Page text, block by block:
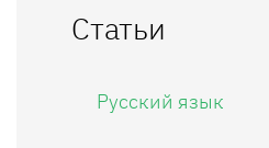
Статьи
Русский язык